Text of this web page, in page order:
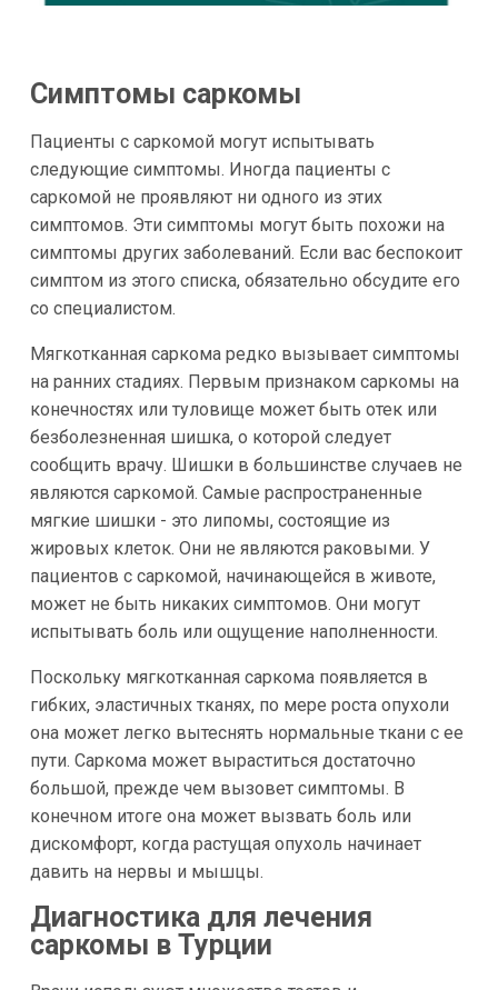
Симптомы саркомы
Пациенты с саркомой могут испытывать
следующие симптомы. Иногда пациенты с
саркомой не проявляют ни одного из этих
симптомов. Эти симптомы могут быть похожи на
симптомы других заболеваний. Если вас беспокоит
симптом из этого списка, обязательно обсудите его
со специалистом.
Мягкотканная саркома редко вызывает симптомы
на ранних стадиях. Первым признаком саркомы на
конечностях или туловище может быть отек или
безболезненная шишка, о которой следует
сообщить врачу. Шишки в большинстве случаев не
являются саркомой. Самые распространенные
мягкие шишки - это липомы, состоящие из
жировых клеток. Они не являются раковыми. У
пациентов с саркомой, начинающейся в животе,
может не быть никаких симптомов. Они могут
испытывать боль или ощущение наполненности.
Поскольку мягкотканная саркома появляется в
гибких, эластичных тканях, по мере роста опухоли
она может легко вытеснять нормальные ткани с ее
пути. Саркома может выраститься достаточно
большой, прежде чем вызовет симптомы. В
конечном итоге она может вызвать боль или
дискомфорт, когда растущая опухоль начинает
давить на нервы и мышцы.
Диагностика для лечения
саркомы в Турции